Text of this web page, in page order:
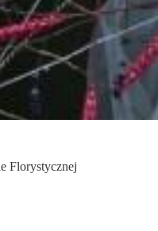
Florystycznej